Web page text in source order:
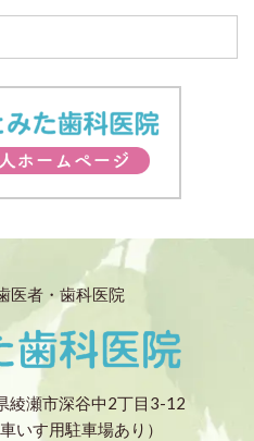
医者・歯科医院
瀬市深谷中2丁目3-12
いす用駐車場あり）